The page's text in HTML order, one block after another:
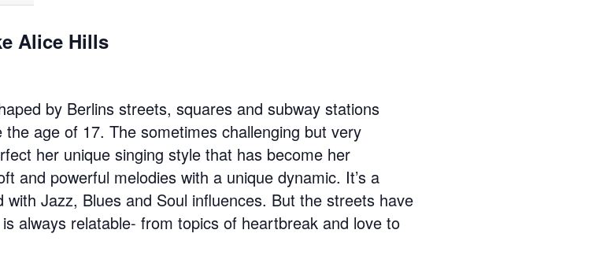
Alice Hills
by Berlins streets, squares and subway stations
age of 17. The sometimes challenging but very
her unique singing style that has become her
and powerful melodies with a unique dynamic. It’s a
Jazz, Blues and Soul influences. But the streets have
always relatable- from topics of heartbreak and love to